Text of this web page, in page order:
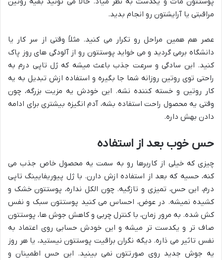
مراقبتی یا آرایشتون رو انجام بدید.
عصر هم همین مراحل رو تکرار می کنید. مثلاً وقتی از سر کار یا
دانشگاه برمی گردید و می خواید پوستتون رو از آلودگی های روز پاک
کنید. این سادگی و سرعت جذب باعث میشه که ژل تاپی درم به
راحتی توی روتین روزانه شما جا بگیره و استفاده ازش تبدیل به یه
کار روتین و خسته کننده نشه. این خودش یه مزیت بزرگه، چون
وقتی یه محصول راحت استفاده بشه، آدم انگیزه بیشتری برای ادامه
دادن بهش داره.
حس خوب بعد از استفاده
چیزی که خیلی از کاربرها رو به سمت یه محصول خاص جذب می
کنه، حسیه که بعد از استفاده ازش دارن. با ژل پیوریفایینگ تاپی
درم، این حس، تمیزی و تازگیه. چون الکل نداره، پوستتون خشک و
کشیده نمیشه. در عوض، احساس می کنید پوستتون سبک و نفس
کش شده. به مرور زمان، با کنترل چربی و کاهش جوش ها، پوستتون
صاف تر و یکدست تر میشه و این خودش حسابی روی اعتماد به
نفس تاثیر می ذاره. دیگه نگران براقیت پوستتون نیستید، یا هر روز
یه جوش جدید روی صورتتون نمی بینید. این حس اطمینان و